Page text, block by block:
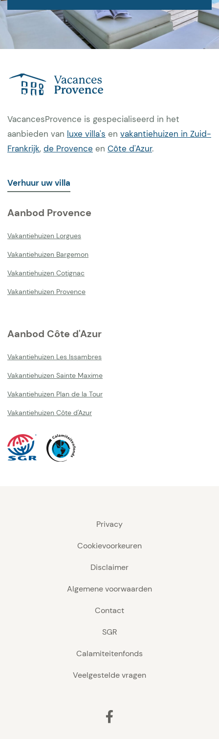
VacancesProvence is gespecialiseerd in het
aanbieden van luxe villa's en vakantiehuizen in Zuid-
Frankrijk, de Provence en Côte d'Azur.
Verhuur uw villa
Aanbod Provence
Vakantiehuizen Lorgues
Vakantiehuizen Bargemon
Vakantiehuizen Cotignac
Vakantiehuizen Provence
Aanbod Côte d'Azur
Vakantiehuizen Les Issambres
Vakantiehuizen Sainte Maxime
Vakantiehuizen Plan de la Tour
Vakantiehuizen Côte d'Azur
Privacy
Cookievoorkeuren
Disclaimer
Algemene voorwaarden
Contact
SGR
Calamiteitenfonds
Veelgestelde vragen
Facebook